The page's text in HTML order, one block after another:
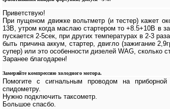
Приветствую!
При пущеном движке вольтметр (и тестер) кажет
13В, утром когда маслаю стартером то +8.5+10В в
пускается 2-5сек, при других температурах в 2-3
быть причина аккум, стартер, двигло (зажигание
супер) или это особенности дизелей WAG, сколько
Заранее благодарен!
Замеряйте компрессию холодного мотора.
Помогите с сигнальным проводом на
спидометру.
Нужно подключить таксометр.
Большое спасбо.